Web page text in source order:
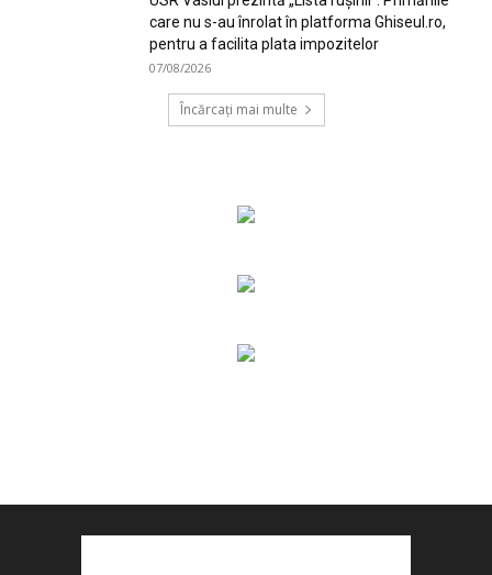
care nu s-au înrolat în platforma Ghiseul.ro,
pentru a facilita plata impozitelor
07/08/2026
Încărcați mai multe